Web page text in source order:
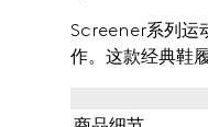
Screener系列运
作。这款经典鞋